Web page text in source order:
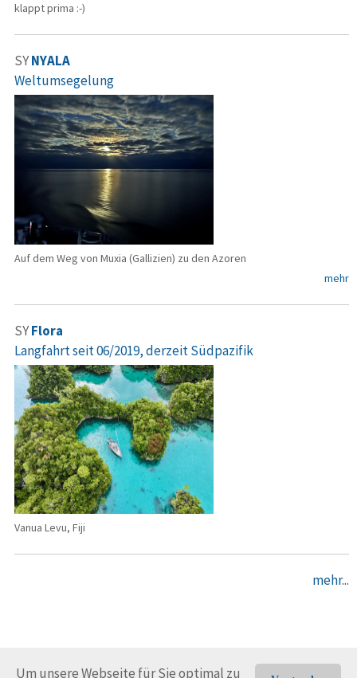
Um unsere Webseite für Sie optimal zu
klappt prima :-)
SYNYALA
Weltumsegelung
Auf dem Weg von Muxia (Gallizien) zu den Azoren
mehr
SYFlora
Langfahrt seit 06/2019, derzeit Südpazifik
Vanua Levu, Fiji
mehr...